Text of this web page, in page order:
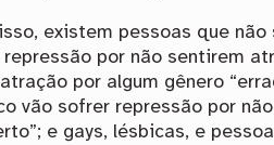
existem pessoas que
por não sentirem
por algum gênero
vão sofrer repressão por
e gays, lésbicas, e